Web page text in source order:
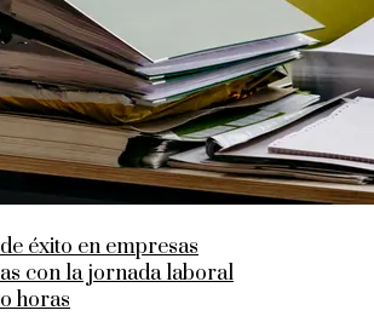
éxito en empresas
con la jornada laboral
horas